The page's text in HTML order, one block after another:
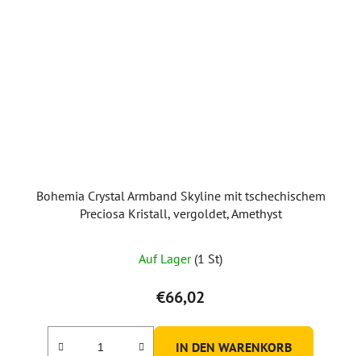
Bohemia Crystal Armband Skyline mit tschechischem
Preciosa Kristall, vergoldet, Amethyst
Auf Lager (1 St)
€66,02
IN DEN WARENKORB